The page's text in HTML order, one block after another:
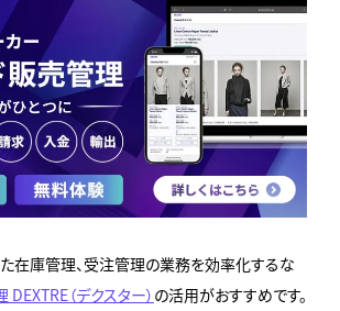
在庫管理、受注管理の業務を効率化するな
（デクスター） の活用がおすすめです。